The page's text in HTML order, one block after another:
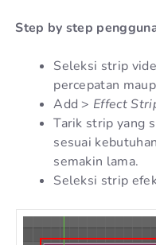
Step by step
Seleksi strip
percepatan
Add > Effect
Tarik strip yang
sesuai
semakin lama.
Seleksi strip